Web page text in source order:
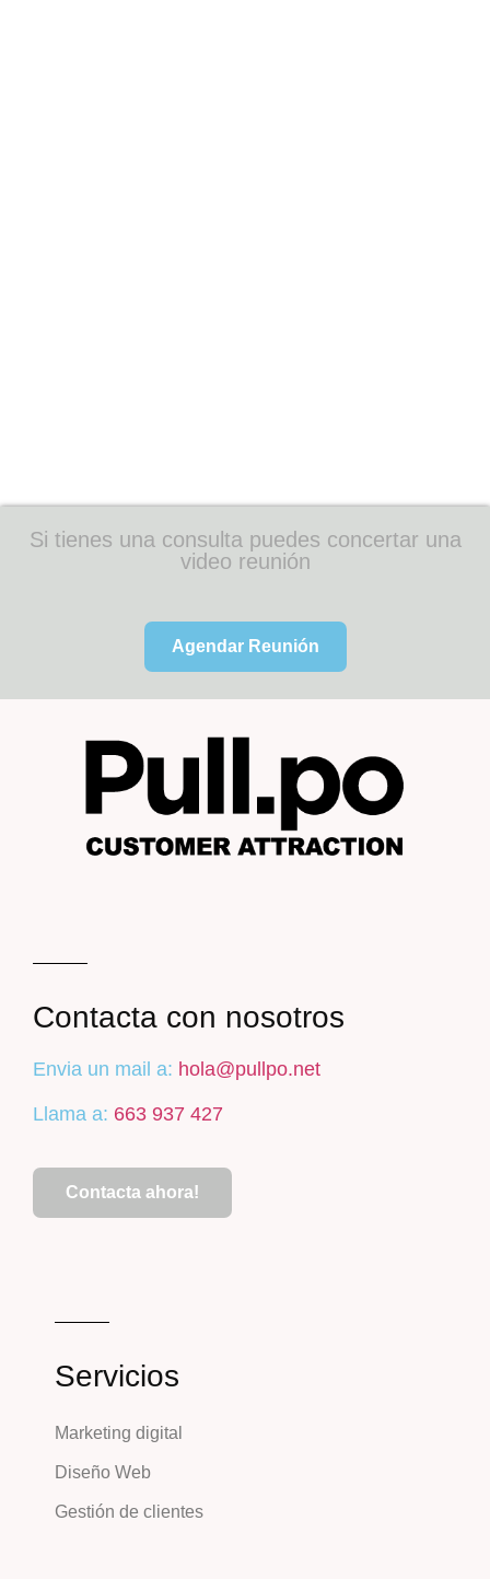
Si tienes una consulta puedes concertar una
video reunión
Agendar Reunión
Contacta con nosotros
Envia un mail a: hola@pullpo.net
Llama a: 663 937 427
Contacta ahora!
Servicios
Marketing digital
Diseño Web
Gestión de clientes